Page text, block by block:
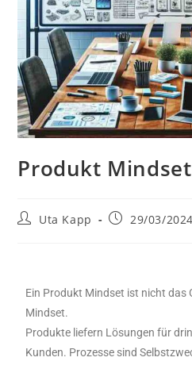
Produkt Mindset
Uta Kapp 29/03/2024
Ein Produkt Mindset ist nicht das
Mindset.
Produkte liefern Lösungen für
Kunden. Prozesse sind